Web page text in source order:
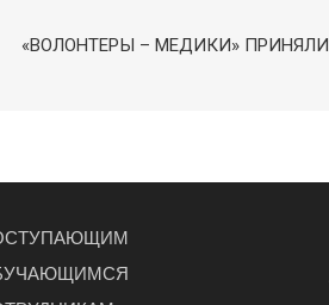
«ВОЛОНТЕРЫ – МЕДИКИ»